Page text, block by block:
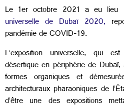
Le 1er octobre 2021 a eu lieu
universelle de Dubaï 2020,
pandémie de COVID-19.
L’exposition universelle, qui
désertique en périphérie de
formes organiques et
architecturaux pharaoniques de
d’être une des expositions